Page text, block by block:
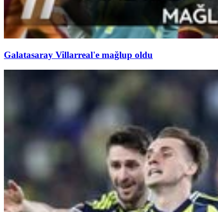
Galatasaray Villarreal'e mağlup oldu